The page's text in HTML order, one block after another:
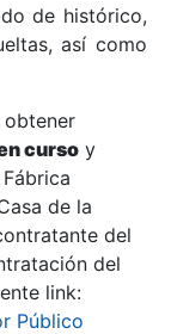
de histórico,
así como
curso y
de la
del
del
link:
Público